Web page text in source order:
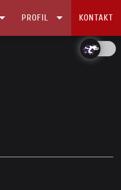
PROFIL KONTAKT